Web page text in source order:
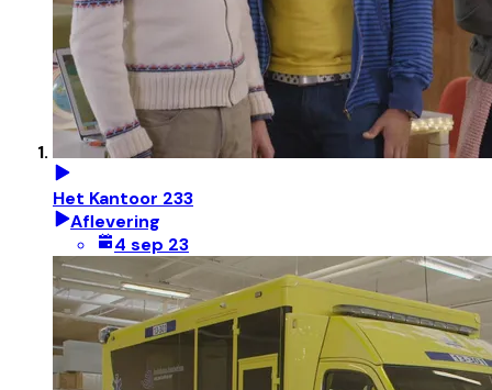
Het Kantoor 233
Aflevering
4 sep 23